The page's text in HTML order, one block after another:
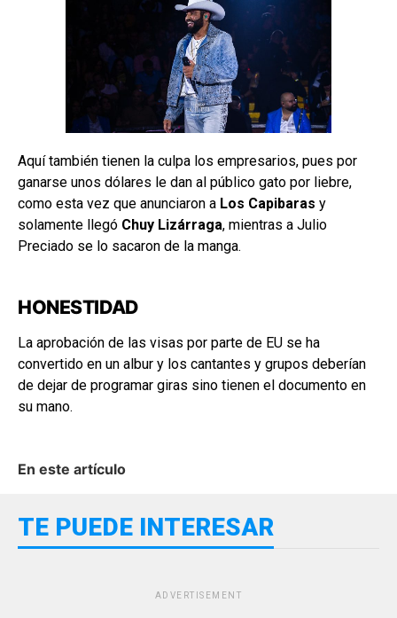
Aquí también tienen la culpa los empresarios, pues por
ganarse unos dólares le dan al público gato por liebre,
como esta vez que anunciaron a Los Capibaras y
solamente llegó Chuy Lizárraga, mientras a Julio
Preciado se lo sacaron de la manga.
HONESTIDAD
La aprobación de las visas por parte de EU se ha
convertido en un albur y los cantantes y grupos deberían
de dejar de programar giras sino tienen el documento en
su mano.
En este artículo
TE PUEDE INTERESAR
ADVERTISEMENT